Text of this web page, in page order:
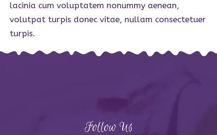
lacinia cum voluptatem nonummy aenean,
volutpat turpis donec vitae, nullam consectetuer
turpis.
Follow Us